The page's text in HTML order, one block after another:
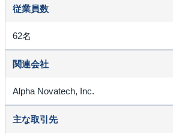
従業員数
62名
関連会社
Alpha Novatech, Inc.
主な取引先